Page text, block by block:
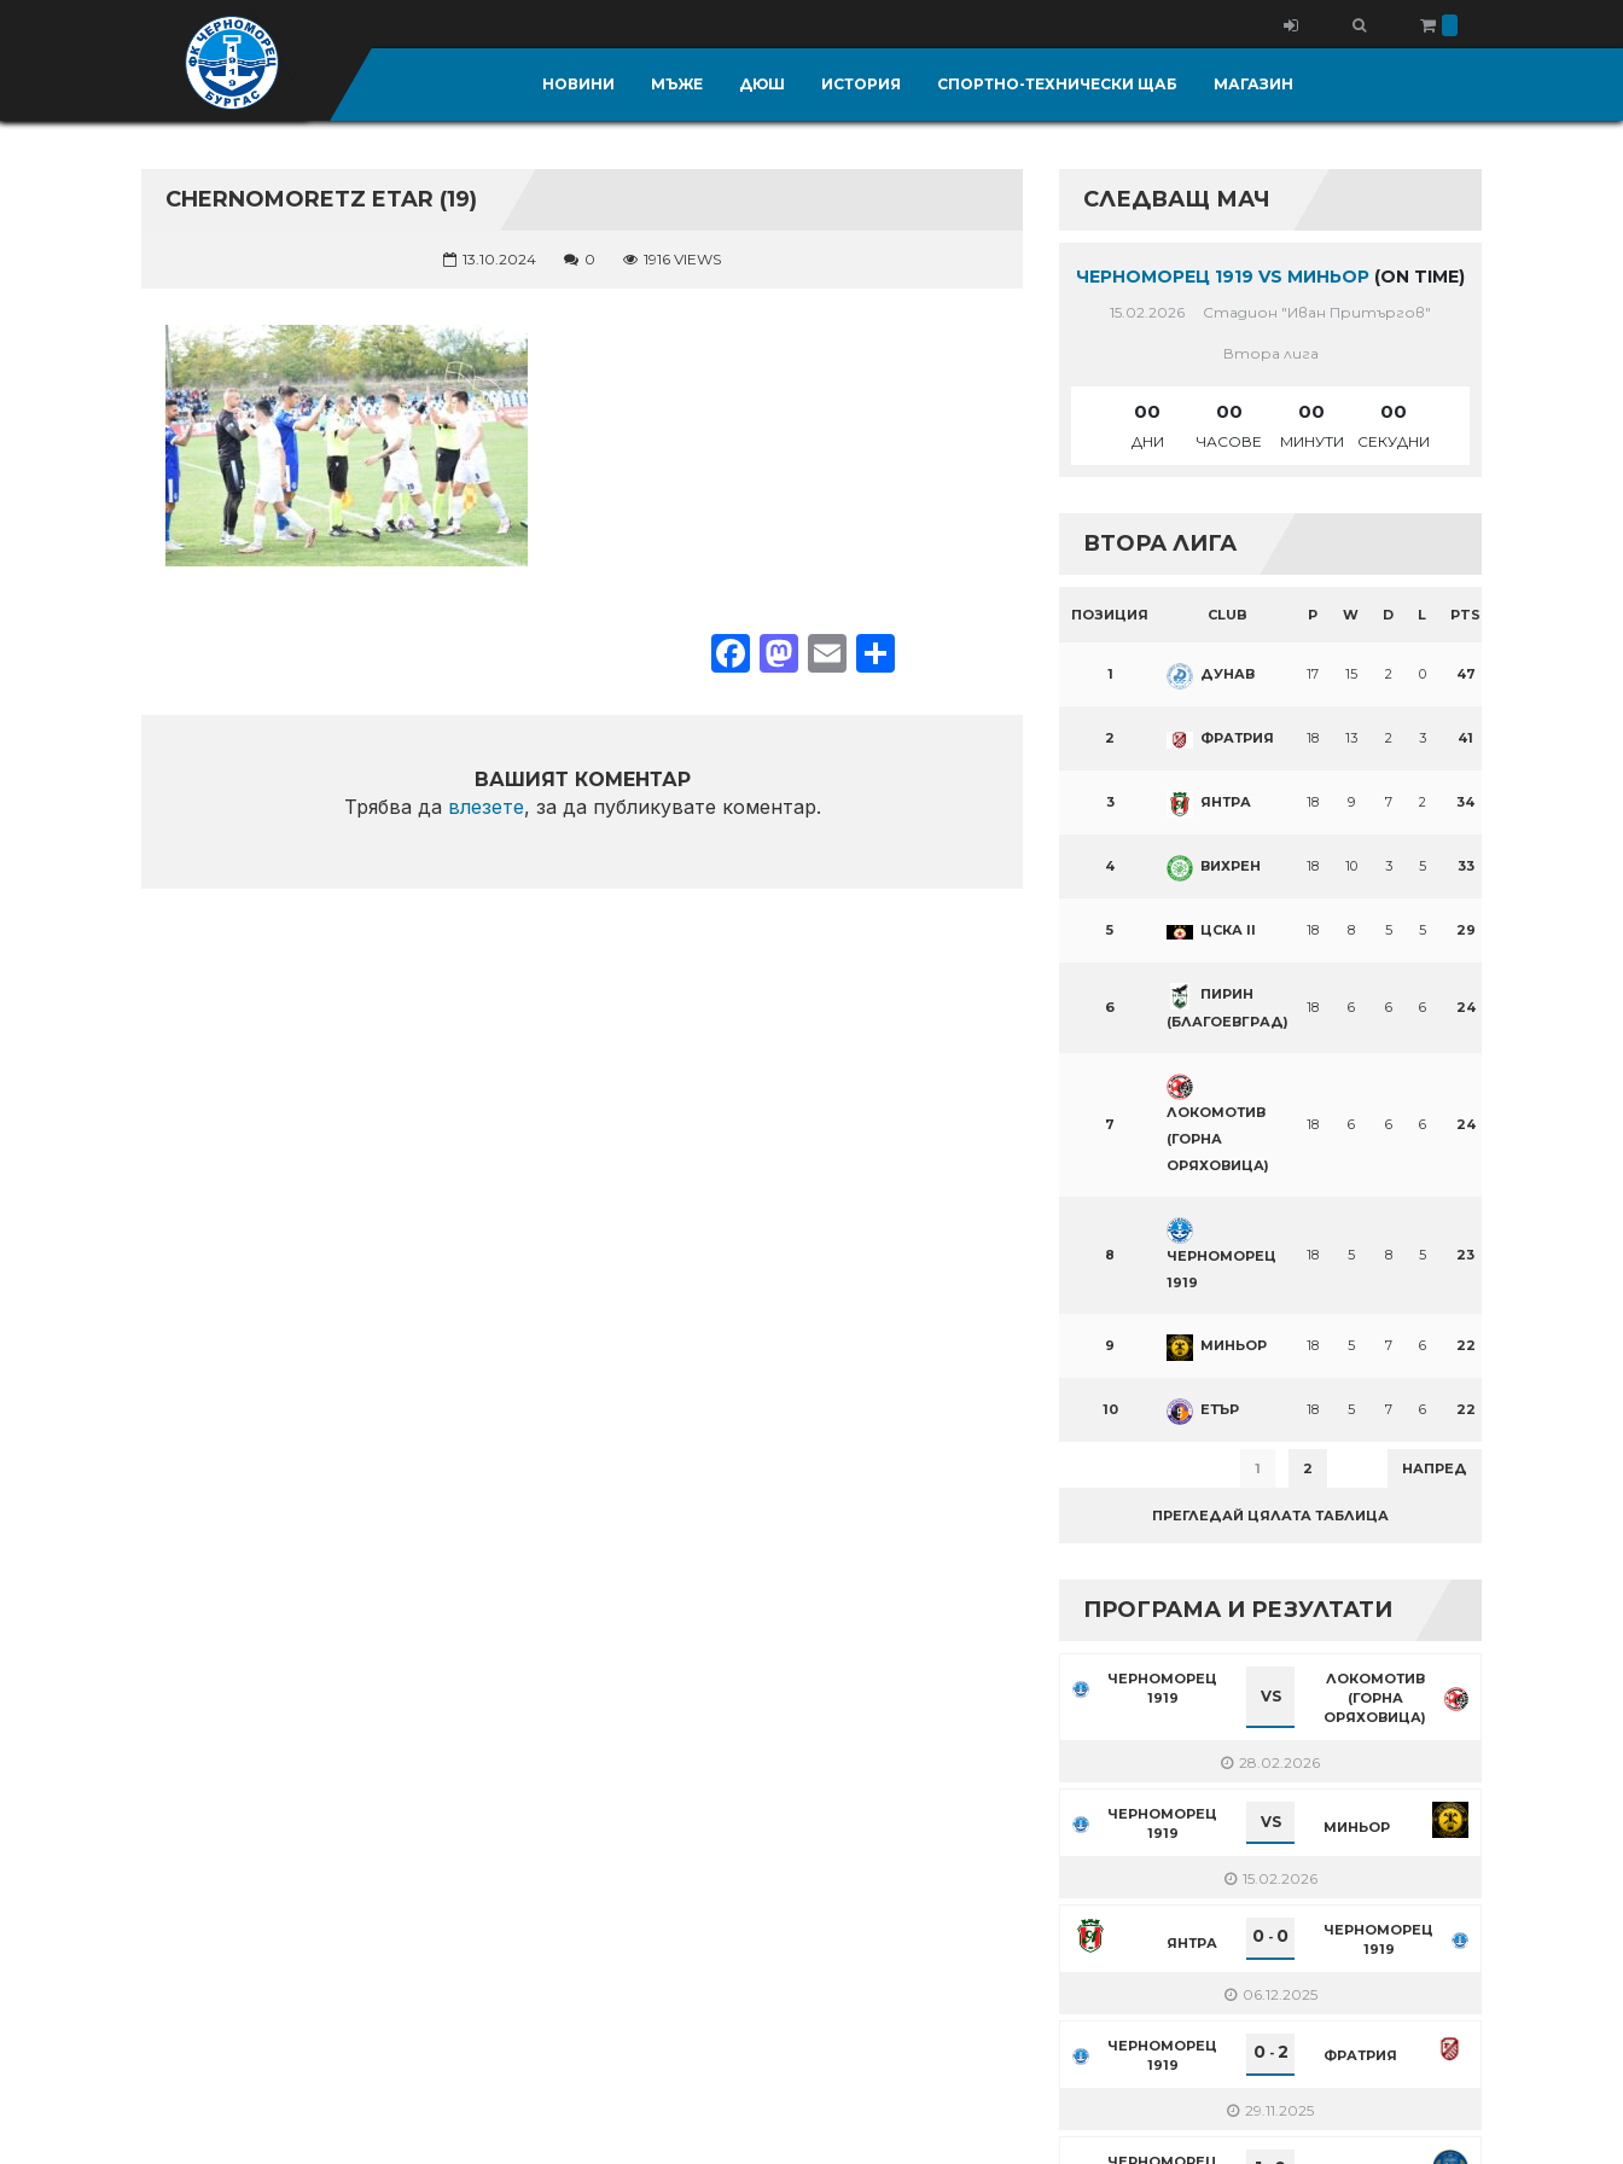
НОВИНИ МЪЖЕ ДЮШ ИСТОРИЯ СПОРТНО-ТЕХНИЧЕСКИ ЩАБ МАГАЗИН
CHERNOMORETZ ETAR (19)
13.10.2024 0 1916 VIEWS
Facebook
Mastodon
EmailShare
ВАШИЯТ КОМЕНТАР
Трябва да влезете, за да публикувате коментар.
СЛЕДВАЩ МАЧ
ЧЕРНОМОРЕЦ 1919 VS МИНЬОР (ON TIME)
15.02.2026 Стадион "Иван Притъргов"
Втора лига
00
ДНИ
00
ЧАСОВЕ
00
МИНУТИ
00
СЕКУДНИ
ВТОРА ЛИГА
ПОЗИЦИЯ CLUB P W D L PTS
1 ДУНАВ 17 15 2 0 47
2 ФРАТРИЯ 18 13 2 3 41
3 ЯНТРА 18 9 7 2 34
4 ВИХРЕН 18 10 3 5 33
5 ЦСКА II 18 8 5 5 29
6
ПИРИН
(БЛАГОЕВГРАД)
18 6 6 6 24
7
ЛОКОМОТИВ
(ГОРНА
ОРЯХОВИЦА)
18 6 6 6 24
8
ЧЕРНОМОРЕЦ
1919
18 5 8 5 23
9 МИНЬОР 18 5 7 6 22
10 ЕТЪР 18 5 7 6 22
1 2 НАПРЕД
ПРЕГЛЕДАЙ ЦЯЛАТА ТАБЛИЦА
ПРОГРАМА И РЕЗУЛТАТИ
ЧЕРНОМОРЕЦ
1919
VS
ЛОКОМОТИВ
(ГОРНА
ОРЯХОВИЦА)
28.02.2026
ЧЕРНОМОРЕЦ
1919
VS МИНЬОР
15.02.2026
ЯНТРА 0 - 0
ЧЕРНОМОРЕЦ
1919
06.12.2025
ЧЕРНОМОРЕЦ
1919
0- 2 ФРАТРИЯ
29.11.2025